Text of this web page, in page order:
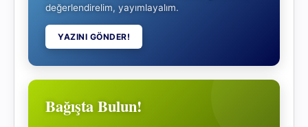
değerlendirelim, yayımlayalım.
YAZINI GÖNDER!
Bağışta Bulun!